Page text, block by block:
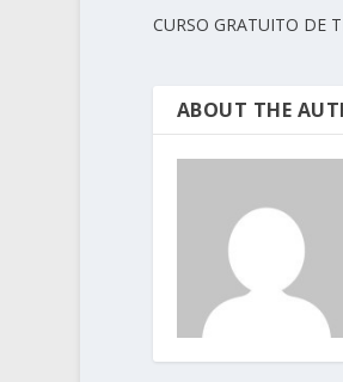
CURSO GRATUITO DE
ABOUT THE